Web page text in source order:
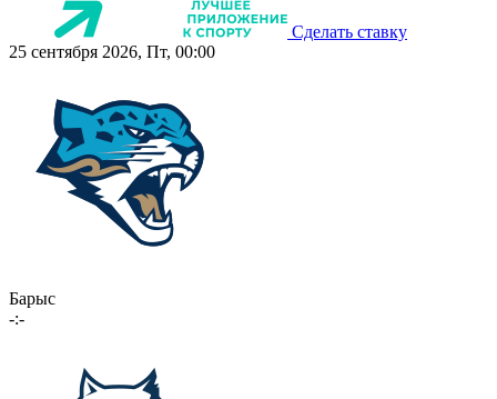
Сделать ставку
25 сентября 2026, Пт, 00:00
Барыс
-:-